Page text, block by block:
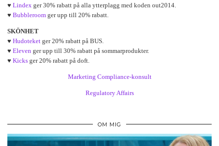
♥ Lindex ger 30% rabatt på alla ytterplagg med koden out2014.
♥ Bubbleroom ger upp till 20% rabatt.
SKÖNHET
♥ Hudoteket ger 20% rabatt på BUS.
♥ Eleven ger upp till 30% rabatt på sommarprodukter.
♥ Kicks ger 20% rabatt på doft.
Marketing Compliance-konsult
Regulatory Affairs
OM MIG